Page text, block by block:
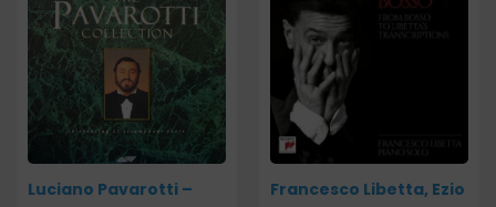
Luciano Pavarotti –
Francesco Libetta, Ezio